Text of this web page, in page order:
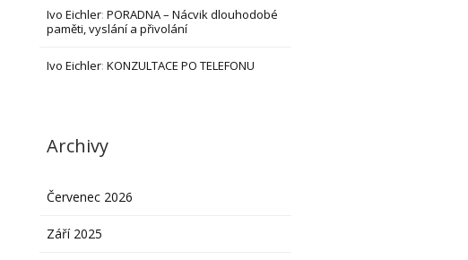
Ivo Eichler:PORADNA – Nácvik dlouhodobé
paměti, vyslání a přivolání
Ivo Eichler:KONZULTACE PO TELEFONU
Archivy
Červenec 2026
Září 2025